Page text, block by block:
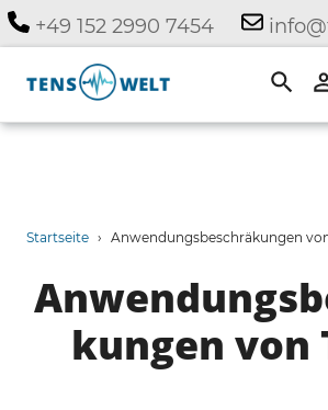
Direkt
zum
Inhalt
+49 152 2990 7454
Startseite › Anwendungsbeschräkungen
kungen von